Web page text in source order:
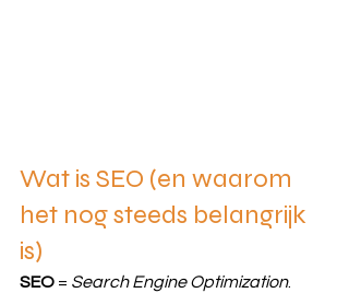
Wat is SEO (en waarom
het nog steeds belangrijk
is)
SEO = Search Engine Optimization.